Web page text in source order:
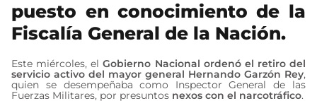
puesto en conocimiento de la
Fiscalía General de la Nación.
Este miércoles, elGobierno Nacional ordenó el retiro del
servicio activo del mayor general Hernando Garzón Rey,
quien se desempeñaba como Inspector General de las
Fuerzas Militares, por presuntos nexos con el narcotráfico.